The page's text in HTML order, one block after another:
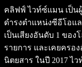
คลิฟฟ์ ไวท์ซ์แมน เป็น
ดำรงตำแหน่งซีอีโอแ
เป็นเสียงอันดับ 1 ของ
รายการ และเคยครอ
นิตยสาร ในปี 2017 ไว